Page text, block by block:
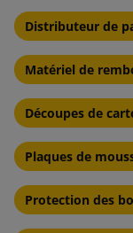
Distributeur de
Matériel de
Découpes de
Plaques de
Protection des